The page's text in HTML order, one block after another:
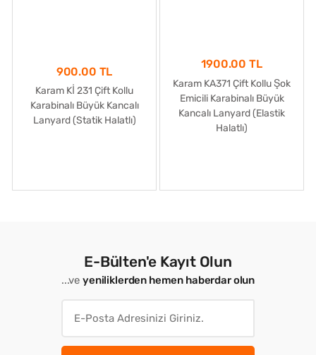
900.00 TL
Karam Kİ 231 Çift Kollu
Karabinalı Büyük Kancalı
Lanyard (Statik Halatlı)
1900.00 TL
Karam KA371 Çift Kollu Şok
Emicili Karabinalı Büyük
Kancalı Lanyard (Elastik
Halatlı)
E-Bülten'e Kayıt Olun
...veyeniliklerden hemen haberdar olun